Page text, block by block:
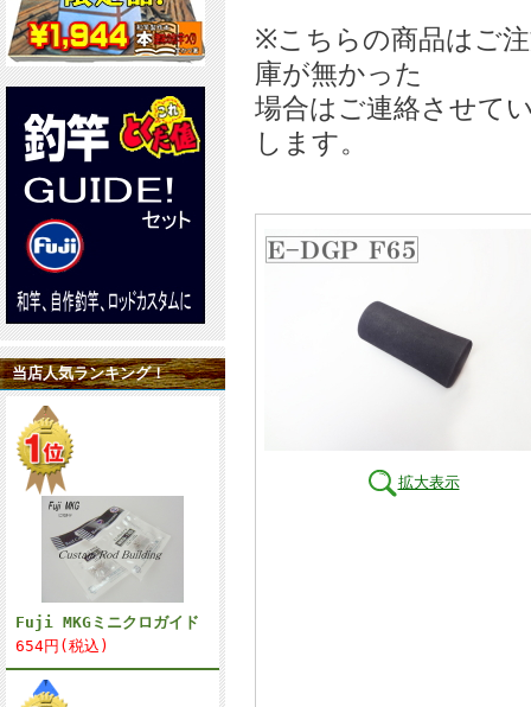
当店人気ランキング！
Fuji MKGミニクロガイド
654円(税込)
※こちらの商品はご
庫が無かった
場合はご連絡させて
します。
拡大表示